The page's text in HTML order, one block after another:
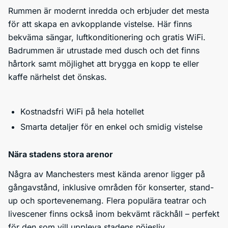
Rummen är modernt inredda och erbjuder det mesta
för att skapa en avkopplande vistelse. Här finns
bekväma sängar, luftkonditionering och gratis WiFi.
Badrummen är utrustade med dusch och det finns
hårtork samt möjlighet att brygga en kopp te eller
kaffe närhelst det önskas.
Kostnadsfri WiFi på hela hotellet
Smarta detaljer för en enkel och smidig vistelse
Nära stadens stora arenor
Några av Manchesters mest kända arenor ligger på
gångavstånd, inklusive områden för konserter, stand-
up och sportevenemang. Flera populära teatrar och
livescener finns också inom bekvämt räckhåll – perfekt